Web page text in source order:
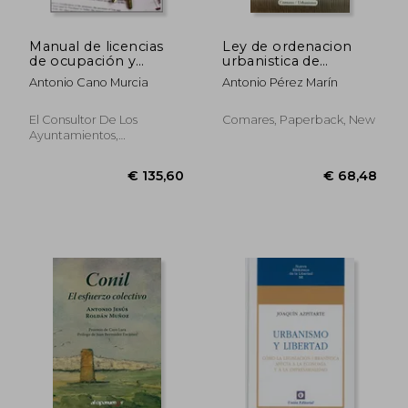
Manual de licencias
de ocupación y
primera utilización:
Comentarios,
jurisprudencia y
formularios (in
Antonio Cano Murcia
El Consultor De Los
Ayuntamientos,
Ley de ordenacion
urbanistica de
Andalucía (in Spanish)
Antonio Pérez Marín
Comares, Paperback, New